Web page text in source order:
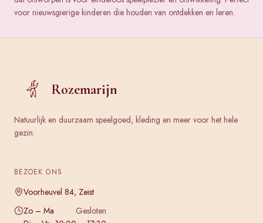
voor nieuwsgierige kinderen die houden van ontdekken en leren.
Rozemarijn
Natuurlijk en duurzaam speelgoed, kleding en meer voor het hele
gezin.
BEZOEK ONS
Voorheuvel 84, Zeist
Zo – Ma
Gesloten